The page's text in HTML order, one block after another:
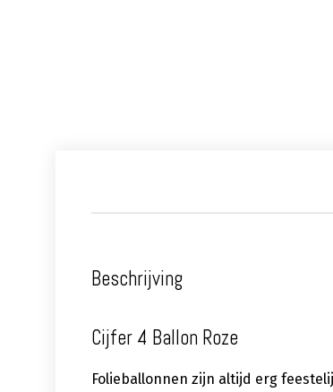
Beschrijving
Cijfer 4 Ballon Roze
Folieballonnen zijn altijd erg